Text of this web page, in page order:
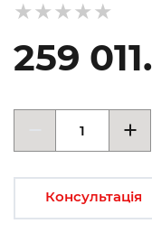
259 011.
Консультація